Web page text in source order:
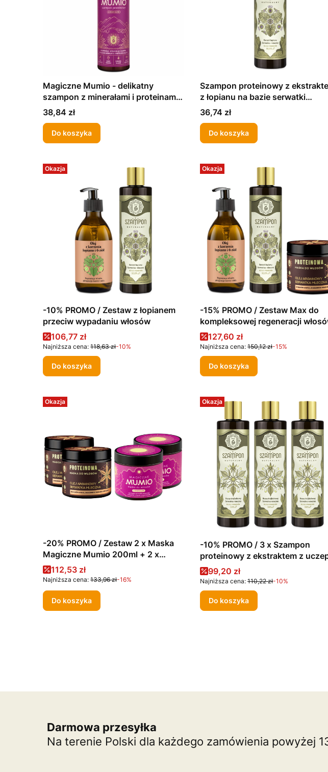
Magiczne Mumio - delikatny
szampon z minerałami i proteinami.
280ml
Cena
38,84 zł
Do koszyka
Szampon proteinowy z
z łopianu na bazie serwatki
mlecznej 280 ml
Cena
36,74 zł
Do koszyka
Okazja
-10% PROMO / Zestaw z łopianem
przeciw wypadaniu włosów
Cena promocyjna
106,77 zł
Najniższa cena: 118,63 zł-10%
Do koszyka
Okazja
-15% PROMO / Zestaw Max do
kompleksowej regeneracji
Cena promocyjna
127,60 zł
Najniższa cena: 150,12 zł-15%
Do koszyka
Okazja
-20% PROMO / Zestaw 2 x Maska
Magiczne Mumio 200ml + 2 x
Maska proteinowa z olejem
arganowym 200ml
Cena promocyjna
112,53 zł
Najniższa cena: 133,96 zł-16%
Do koszyka
Okazja
-10% PROMO / 3 x Szampon
proteinowy z ekstraktem z
trójlistkowego na bazie serwatki
mlecznej 280ml
Cena promocyjna
99,20 zł
Najniższa cena: 110,22 zł-10%
Do koszyka
Darmowa przesyłka
Na terenie Polski dla każdego zamówienia powyżej